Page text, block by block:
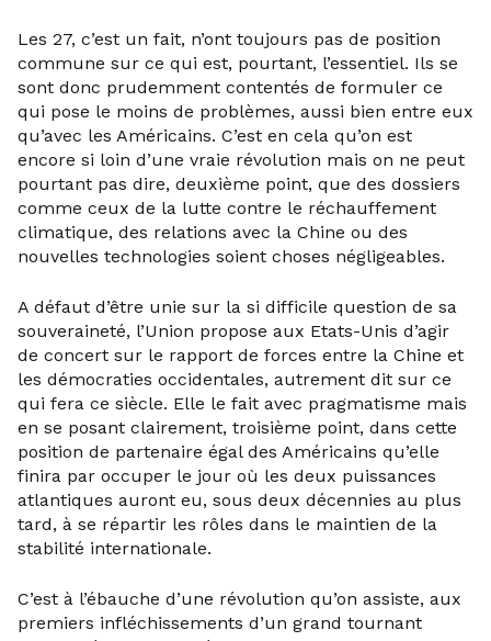
Les 27, c’est un fait, n’ont toujours pas de position
commune sur ce qui est, pourtant, l’essentiel. Ils se
sont donc prudemment contentés de formuler ce
qui pose le moins de problèmes, aussi bien entre eux
qu’avec les Américains. C’est en cela qu’on est
encore si loin d’une vraie révolution mais on ne peut
pourtant pas dire, deuxième point, que des dossiers
comme ceux de la lutte contre le réchauffement
climatique, des relations avec la Chine ou des
nouvelles technologies soient choses négligeables.
A défaut d’être unie sur la si difficile question de sa
souveraineté, l’Union propose aux Etats-Unis d’agir
de concert sur le rapport de forces entre la Chine et
les démocraties occidentales, autrement dit sur ce
qui fera ce siècle. Elle le fait avec pragmatisme mais
en se posant clairement, troisième point, dans cette
position de partenaire égal des Américains qu’elle
finira par occuper le jour où les deux puissances
atlantiques auront eu, sous deux décennies au plus
tard, à se répartir les rôles dans le maintien de la
stabilité internationale.
C’est à l’ébauche d’une révolution qu’on assiste, aux
premiers infléchissements d’un grand tournant